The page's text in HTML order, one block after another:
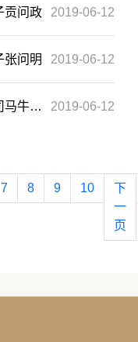
问政 2019-06-12
问明 2019-06-12
一起学《论语》|颜渊篇——司马牛忧曰 2019-06-12
7 8 9 10
下
一
页